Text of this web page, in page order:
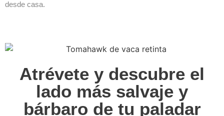
desde casa.
Atrévete y descubre el
lado más salvaje y
bárbaro de tu paladar